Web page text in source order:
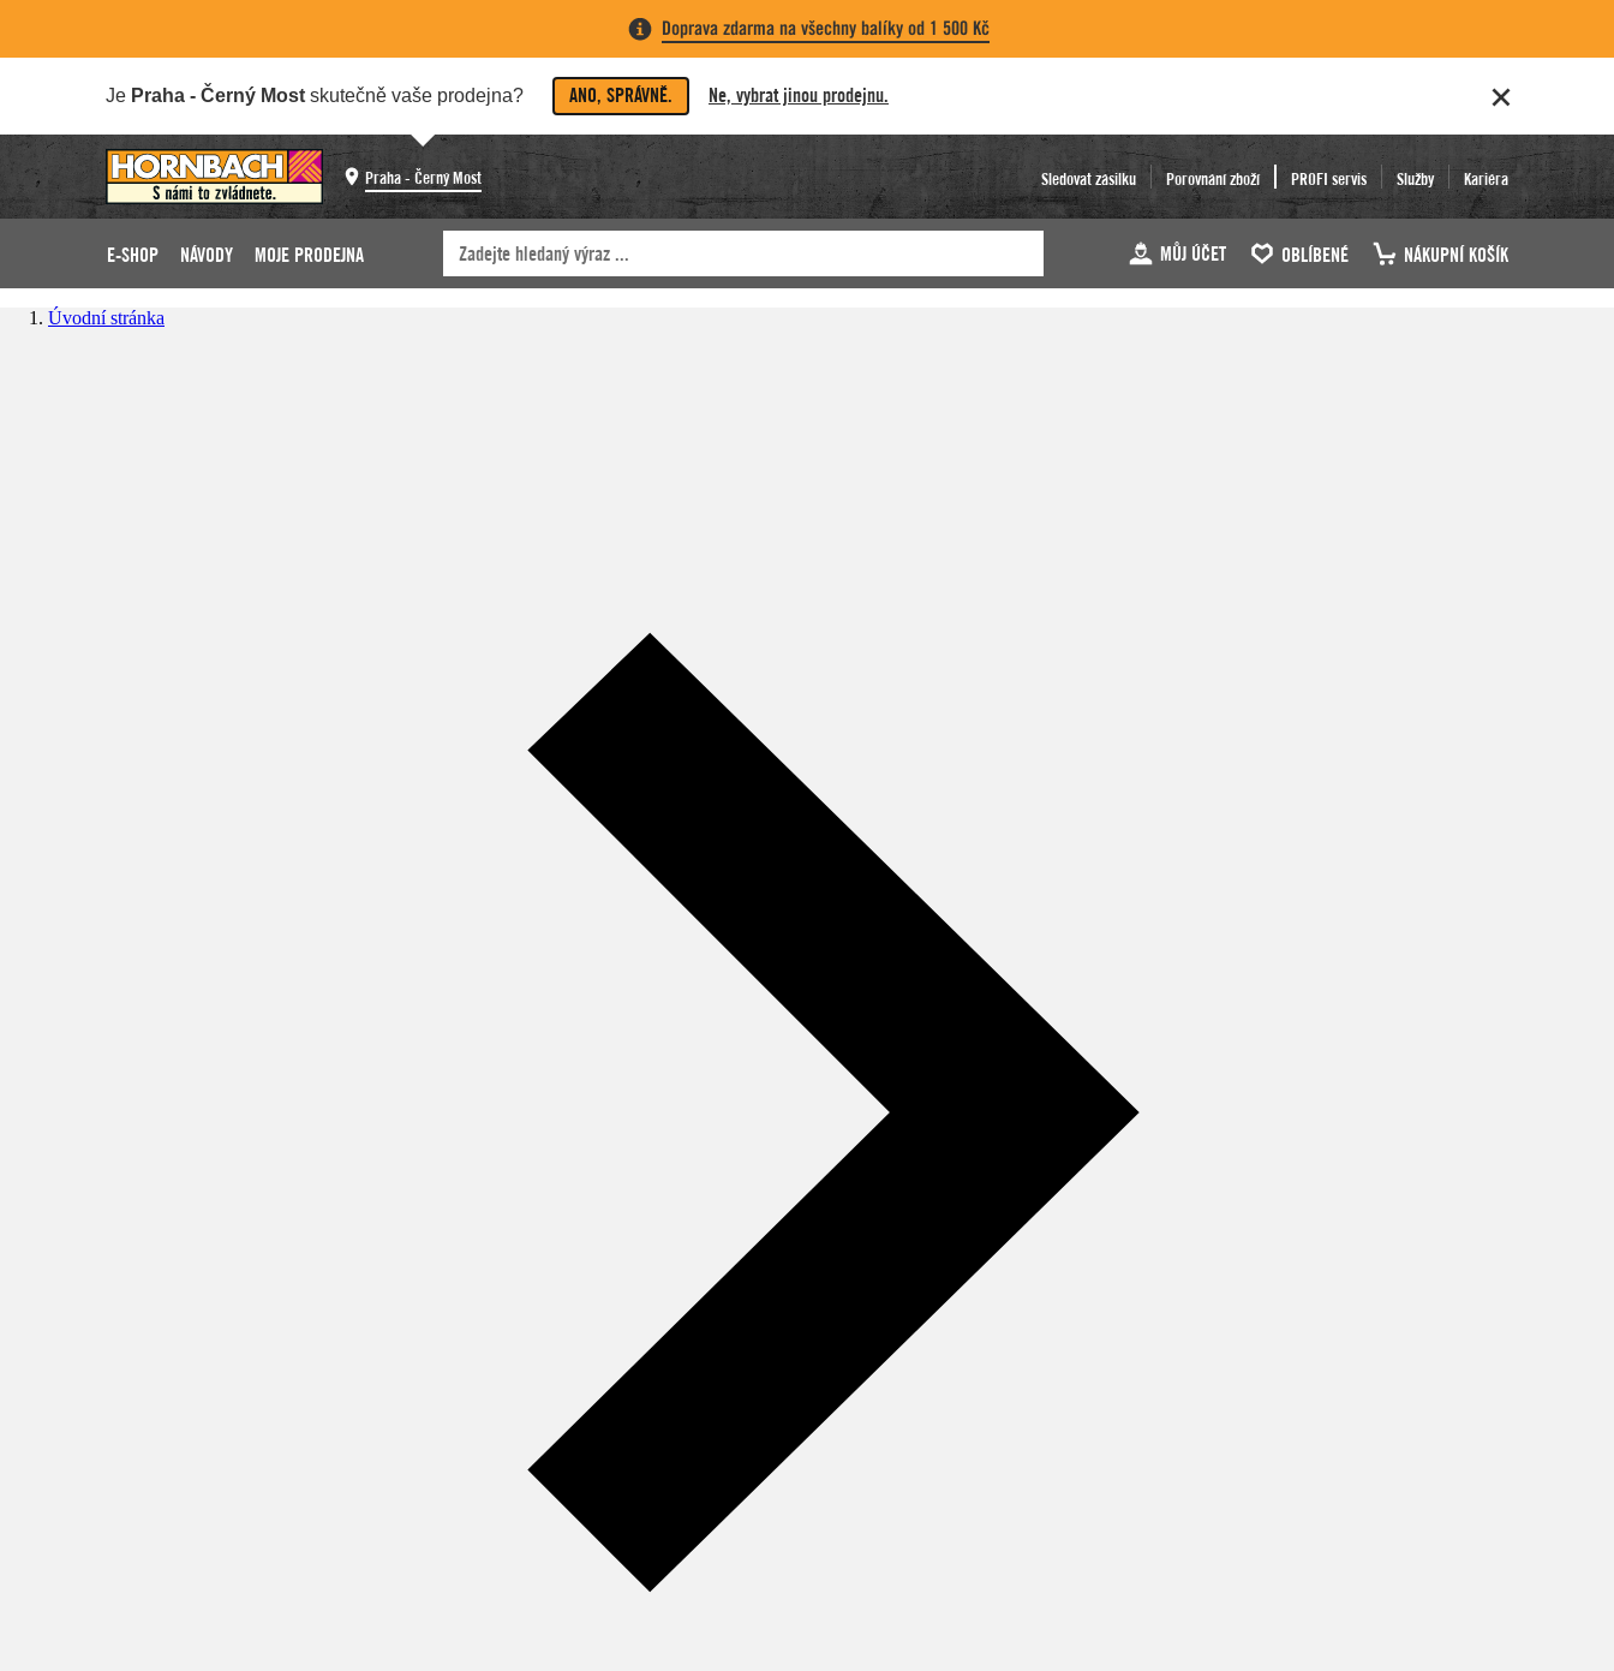
Doprava zdarma na všechny balíky od 1 500 Kč
Je Praha - Černý Most skutečně vaše prodejna? ANO, SPRÁVNĚ. Ne, vybrat jinou prodejnu.
Praha - Černý Most Sledovat zásilku Porovnání zboží PROFI servis Služby Kariéra
E-SHOP NÁVODY MOJE PRODEJNA MŮJ ÚČET OBLÍBENÉ NÁKUPNÍ KOŠÍK
Úvodní stránka